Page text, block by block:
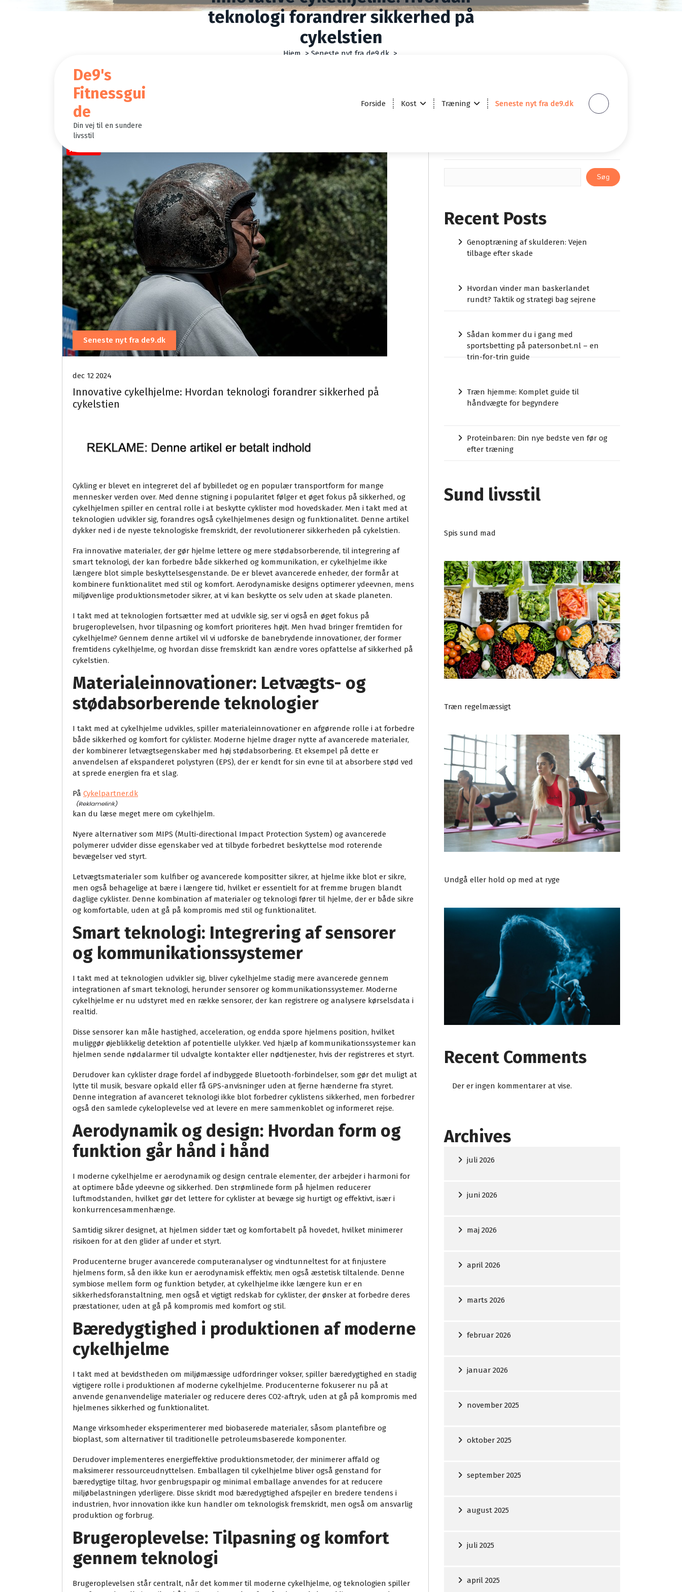
De9's
Fitnessgui
de
Din vej til en sundere
livsstil
Forside Kost Træning Seneste nyt fra de9.dk
teknologi forandrer sikkerhed på
cykelstien
Hjem > Seneste nyt fra de9.dk>
Annonce
Seneste nyt fra de9.dk
dec 12 2024
Innovative cykelhjelme: Hvordan teknologi forandrer sikkerhed på
cykelstien
Cykling er blevet en integreret del af bybilledet og en populær transportform for mange
mennesker verden over. Med denne stigning i popularitet følger et øget fokus på sikkerhed, og
cykelhjelmen spiller en central rolle i at beskytte cyklister mod hovedskader. Men i takt med at
teknologien udvikler sig, forandres også cykelhjelmenes design og funktionalitet. Denne artikel
dykker ned i de nyeste teknologiske fremskridt, der revolutionerer sikkerheden på cykelstien.
Fra innovative materialer, der gør hjelme lettere og mere stødabsorberende, til integrering af
smart teknologi, der kan forbedre både sikkerhed og kommunikation, er cykelhjelme ikke
længere blot simple beskyttelsesgenstande. De er blevet avancerede enheder, der formår at
kombinere funktionalitet med stil og komfort. Aerodynamiske designs optimerer ydeevnen, mens
miljøvenlige produktionsmetoder sikrer, at vi kan beskytte os selv uden at skade planeten.
I takt med at teknologien fortsætter med at udvikle sig, ser vi også en øget fokus på
brugeroplevelsen, hvor tilpasning og komfort prioriteres højt. Men hvad bringer fremtiden for
cykelhjelme? Gennem denne artikel vil vi udforske de banebrydende innovationer, der former
fremtidens cykelhjelme, og hvordan disse fremskridt kan ændre vores opfattelse af sikkerhed på
cykelstien.
Materialeinnovationer: Letvægts- og
stødabsorberende teknologier
I takt med at cykelhjelme udvikles, spiller materialeinnovationer en afgørende rolle i at forbedre
både sikkerhed og komfort for cyklister. Moderne hjelme drager nytte af avancerede materialer,
der kombinerer letvægtsegenskaber med høj stødabsorbering. Et eksempel på dette er
anvendelsen af ekspanderet polystyren (EPS), der er kendt for sin evne til at absorbere stød ved
at sprede energien fra et slag.
På Cykelpartner.dk
kan du læse meget mere om cykelhjelm.
Nyere alternativer som MIPS (Multi-directional Impact Protection System) og avancerede
polymerer udvider disse egenskaber ved at tilbyde forbedret beskyttelse mod roterende
bevægelser ved styrt.
Letvægtsmaterialer som kulfiber og avancerede kompositter sikrer, at hjelme ikke blot er sikre,
men også behagelige at bære i længere tid, hvilket er essentielt for at fremme brugen blandt
daglige cyklister. Denne kombination af materialer og teknologi fører til hjelme, der er både sikre
og komfortable, uden at gå på kompromis med stil og funktionalitet.
Smart teknologi: Integrering af sensorer
og kommunikationssystemer
I takt med at teknologien udvikler sig, bliver cykelhjelme stadig mere avancerede gennem
integrationen af smart teknologi, herunder sensorer og kommunikationssystemer. Moderne
cykelhjelme er nu udstyret med en række sensorer, der kan registrere og analysere kørselsdata i
realtid.
Disse sensorer kan måle hastighed, acceleration, og endda spore hjelmens position, hvilket
muliggør øjeblikkelig detektion af potentielle ulykker. Ved hjælp af kommunikationssystemer kan
hjelmen sende nødalarmer til udvalgte kontakter eller nødtjenester, hvis der registreres et styrt.
Derudover kan cyklister drage fordel af indbyggede Bluetooth-forbindelser, som gør det muligt at
lytte til musik, besvare opkald eller få GPS-anvisninger uden at fjerne hænderne fra styret.
Denne integration af avanceret teknologi ikke blot forbedrer cyklistens sikkerhed, men forbedrer
også den samlede cykeloplevelse ved at levere en mere sammenkoblet og informeret rejse.
Aerodynamik og design: Hvordan form og
funktion går hånd i hånd
I moderne cykelhjelme er aerodynamik og design centrale elementer, der arbejder i harmoni for
at optimere både ydeevne og sikkerhed. Den strømlinede form på hjelmen reducerer
luftmodstanden, hvilket gør det lettere for cyklister at bevæge sig hurtigt og effektivt, især i
konkurrencesammenhænge.
Samtidig sikrer designet, at hjelmen sidder tæt og komfortabelt på hovedet, hvilket minimerer
risikoen for at den glider af under et styrt.
Producenterne bruger avancerede computeranalyser og vindtunneltest for at finjustere
hjelmens form, så den ikke kun er aerodynamisk effektiv, men også æstetisk tiltalende. Denne
symbiose mellem form og funktion betyder, at cykelhjelme ikke længere kun er en
sikkerhedsforanstaltning, men også et vigtigt redskab for cyklister, der ønsker at forbedre deres
præstationer, uden at gå på kompromis med komfort og stil.
Bæredygtighed i produktionen af moderne
cykelhjelme
I takt med at bevidstheden om miljømæssige udfordringer vokser, spiller bæredygtighed en stadig
vigtigere rolle i produktionen af moderne cykelhjelme. Producenterne fokuserer nu på at
anvende genanvendelige materialer og reducere deres CO2-aftryk, uden at gå på kompromis med
hjelmenes sikkerhed og funktionalitet.
Mange virksomheder eksperimenterer med biobaserede materialer, såsom plantefibre og
bioplast, som alternativer til traditionelle petroleumsbaserede komponenter.
Derudover implementeres energieffektive produktionsmetoder, der minimerer affald og
maksimerer ressourceudnyttelsen. Emballagen til cykelhjelme bliver også genstand for
bæredygtige tiltag, hvor genbrugspapir og minimal emballage anvendes for at reducere
miljøbelastningen yderligere. Disse skridt mod bæredygtighed afspejler en bredere tendens i
industrien, hvor innovation ikke kun handler om teknologisk fremskridt, men også om ansvarlig
produktion og forbrug.
Brugeroplevelse: Tilpasning og komfort
gennem teknologi
Brugeroplevelsen står centralt, når det kommer til moderne cykelhjelme, og teknologien spiller
Søg
Recent Posts
Genoptræning af skulderen: Vejen
tilbage efter skade
Hvordan vinder man baskerlandet
rundt? Taktik og strategi bag sejrene
Sådan kommer du i gang med
sportsbetting på patersonbet.nl – en
trin-for-trin guide
Træn hjemme: Komplet guide til
håndvægte for begyndere
Proteinbaren: Din nye bedste ven før og
efter træning
Sund livsstil
Spis sund mad
Træn regelmæssigt
Undgå eller hold op med at ryge
Recent Comments
Der er ingen kommentarer at vise.
Archives
juli 2026
juni 2026
maj 2026
april 2026
marts 2026
februar 2026
januar 2026
november 2025
oktober 2025
september 2025
august 2025
juli 2025
april 2025